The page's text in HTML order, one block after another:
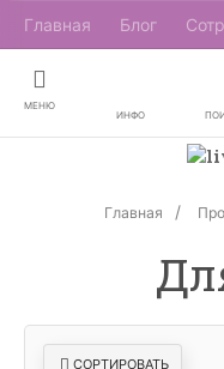
Главная Блог
МЕНЮ
ИНФО
Главная
СОРТИРОВАТЬ